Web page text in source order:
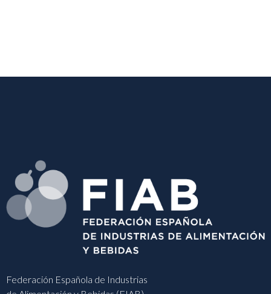
Federación Española de Industrias